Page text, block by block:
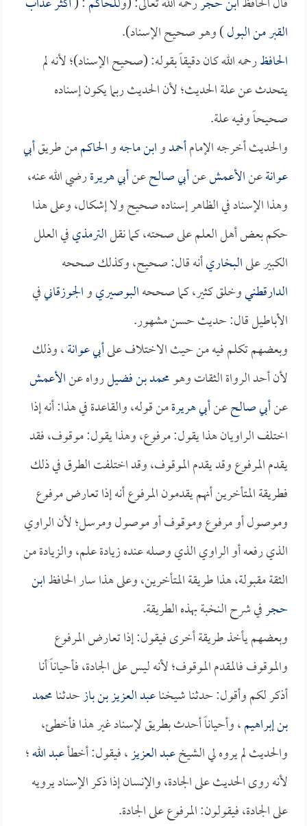
القبر من البول) وهو صحيح الإسناد).
الحافظرحمه الله كان دقيقاً بقوله: (صحيح الإسناد)؛ لأنه لم
يتحدث عن علة الحديث؛ لأن الحديث ربما يكون إسناده
صحيحاً وفيه علة.
والحديث أخرجه الإمامأحمدوابن ماجهوالحاكممن طريقأبي
عوانةعنالأعمشعنأبي صالحعنأبي هريرةرضي الله عنه،
وهذا الإسناد في الظاهر إسناده صحيح ولا إشكال، وعلى هذا
حكم بعض أهل العلم على صحته، كما نقلالترمذيفي العلل
الكبير علىالبخاريأنه قال: صحيح، وكذلك صححه
الدارقطنيوخلق كثير، كما صححهالبوصيريوالجوزقانيفي
الأباطيل قال: حديث حسن مشهور.
وبعضهم تكلم فيه من حيث الاختلاف علىأبي عوانة، وذلك
لأن أحد الرواة الثقات وهومحمد بن فضيلرواه عنالأعمش
عنأبي صالحعنأبي هريرةمن قوله، والقاعدة في هذا: أنه إذا
اختلف الراويان هذا يقول: مرفوع، وهذا يقول: موقوف، فقد
يقدم المرفوع وقد يقدم الموقوف، وقد اختلفت الطرق في ذلك
فطريقة المتأخرين أنهم يقدمون المرفوع أنه إذا تعارض مرفوع
وموصول أو مرفوع وموقوف أو موصول ومرسل؛ لأن الراوي
الذي رفعه أو الراوي الذي وصله عنده زيادة علم، والزيادة من
الثقة مقبولة، هذا طريقة المتأخرين، وعلى هذا سار الحافظابن
حجرفي شرح النخبة بهذه الطريقة.
وبعضهم يأخذ طريقة أخرى فيقول: إذا تعارض المرفوع
والموقوف فالمقدم الموقوف؛ لأنه ليس على الجادة، فأحياناً أنا
أذكر لكم وأقول: حدثنا شيخناعبد العزيز بن بازحدثنامحمد
بن إبراهيم، وأحياناً أحدث بطريق لإسناد غير هذا فأخطئ،
والحديث لم يروه لي الشيخعبد العزيز، فيقول: أخطأعبد الله؛
لأنه روى الحديث على الجادة، والإنسان إذا ذكر الإسناد يرويه
على الجادة، فيقولون: المرفوع على الجادة.